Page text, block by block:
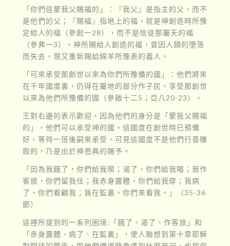
「你們這蒙我父賜福的」：『我父』是指主的父，而不
是他們的父；『賜福』指地上的福，就是神創造時所豫
定給人的福（參創一28），而不是信徒那屬天的福
（參弗一3）。神所賜給人創造的福，曾因人類的墮落
而失去，現又重新賜給綿羊所豫表的義人。
「可來承受那創世以來為你們所豫備的國」：他們將來
在千年國度裏，仍得在屬地的部分作子民，享受那創世
以來為他們所豫備的國（參啟十二5；亞八20-23）。
王對右邊的表示歡迎，因為他們的身分是「蒙我父賜福
的」，他們可以承受神的國。這國度在創世時已預備
好，等待一班後嗣來承受，可見這國度不是他們行善賺
取的，乃是出於神恩典的賜予。
「因為我餓了，你們給我喫；渴了，你們給我喝；我作
客旅，你們留我住；我赤身露體，你們給我穿；我病
了，你們看顧我；我在監裏，你們來看我。」（35-36
節）
這裡所提到的一系列困境:「餓了、渴了、作客旅」和
「赤身露體、病了、在監裏」，使人聯想到第十章耶穌